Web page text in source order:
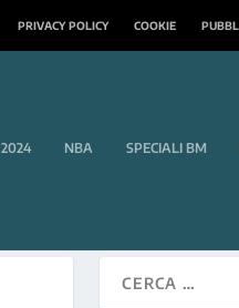
PRIVACY POLICY COOKIE
NBA SPECIALI BM